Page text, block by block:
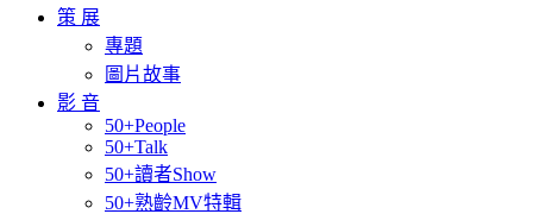
策 展
專題
圖片故事
影 音
50+People
50+Talk
50+讀者Show
50+熟齡MV特輯